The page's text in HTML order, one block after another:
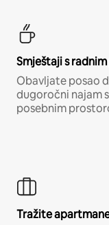
Smještaji s
Obavljate posao
dugoročni najam
posebnim
Tražite